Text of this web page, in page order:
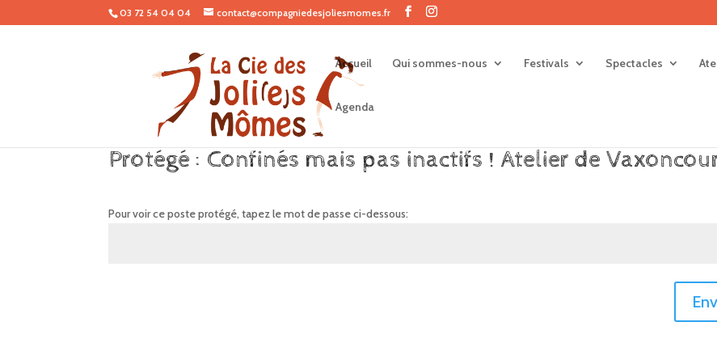
03 72 54 04 04 contact@compagniedesjoliesmomes.fr
Accueil Qui sommes-nous Festivals Spectacles
Agenda
Protégé : Confinés mais pas inactifs ! Atelier de
Pour voir ce poste protégé, tapez le mot de passe ci-dessous: